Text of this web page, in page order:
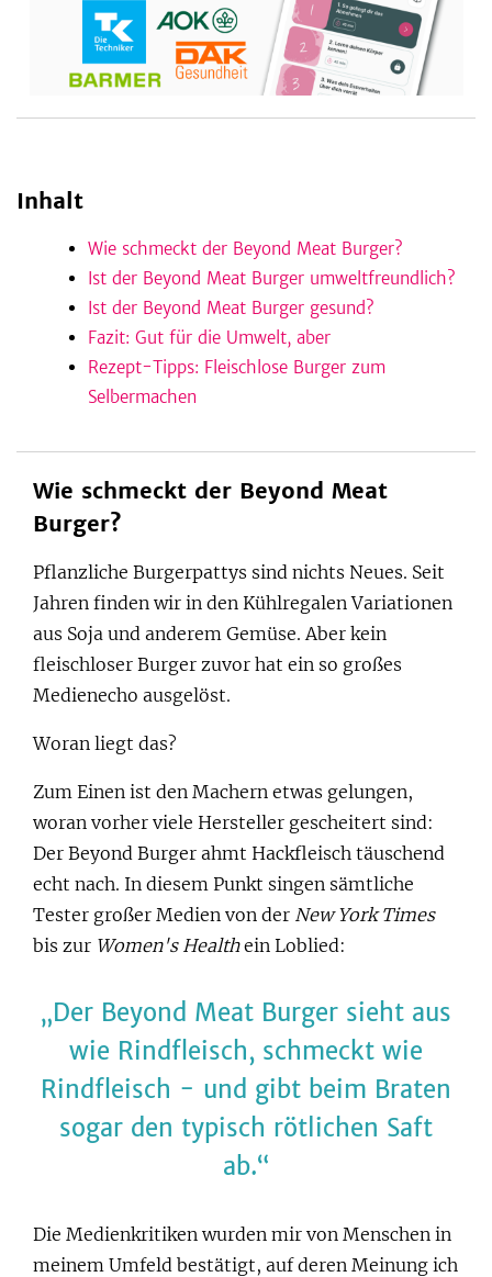
Inhalt
Wie schmeckt der Beyond Meat Burger?
Ist der Beyond Meat Burger umweltfreundlich?
Ist der Beyond Meat Burger gesund?
Fazit: Gut für die Umwelt, aber
Rezept-Tipps: Fleischlose Burger zum
Selbermachen
Wie schmeckt der Beyond Meat
Burger?
Pflanzliche Burgerpattys sind nichts Neues. Seit
Jahren finden wir in den Kühlregalen Variationen
aus Soja und anderem Gemüse. Aber kein
fleischloser Burger zuvor hat ein so großes
Medienecho ausgelöst.
Woran liegt das?
Zum Einen ist den Machern etwas gelungen,
woran vorher viele Hersteller gescheitert sind:
Der Beyond Burger ahmt Hackfleisch täuschend
echt nach. In diesem Punkt singen sämtliche
Tester großer Medien von der New York Times
bis zur Women's Healthein Loblied:
Der Beyond Meat Burger sieht aus
wie Rindfleisch, schmeckt wie
Rindfleisch - und gibt beim Braten
sogar den typisch rötlichen Saft
ab.
Die Medienkritiken wurden mir von Menschen in
meinem Umfeld bestätigt, auf deren Meinung ich